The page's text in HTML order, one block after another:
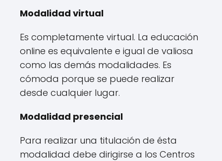
Modalidad virtual
Es completamente virtual. La educación
online es equivalente e igual de valiosa
como las demás modalidades. Es
cómoda porque se puede realizar
desde cualquier lugar.
Modalidad presencial
Para realizar una titulación de ésta
modalidad debe dirigirse a los Centros